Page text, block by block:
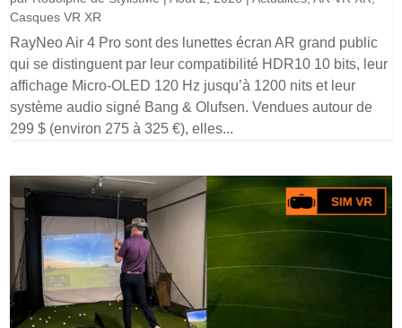
Casques VR XR
RayNeo Air 4 Pro sont des lunettes écran AR grand public
qui se distinguent par leur compatibilité HDR10 10 bits, leur
affichage Micro-OLED 120 Hz jusqu’à 1200 nits et leur
système audio signé Bang & Olufsen. Vendues autour de
299 $ (environ 275 à 325 €), elles...